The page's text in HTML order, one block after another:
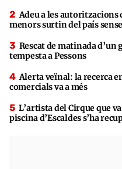
Adeu a les autoritzacions
menors surtin del país
Rescat de matinada
tempesta a Pessons
Alerta veïnal: la recerca
comercials va a més
L’artista del Cirque que
piscina d’Escaldes s’ha